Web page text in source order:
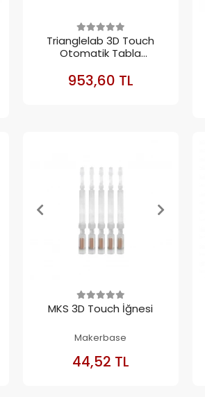
Trianglelab 3D Touch
Otomatik Tabla
953,60 TLSEPETE
EKLE
MKS 3D Touch İğnesi
Makerbase
44,52 TLSEPETE
EKLE